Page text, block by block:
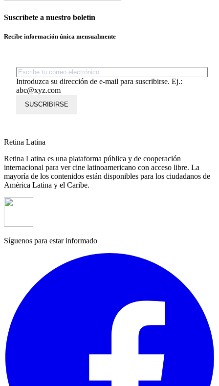
Suscríbete a nuestro boletín
Recibe información única mensualmente
Introduzca su dirección de e-mail para suscribirse. Ej.:
abc@xyz.com
SUSCRIBIRSE
Retina Latina
Retina Latina es una plataforma pública y de cooperación
internacional para ver cine latinoamericano con acceso libre. La
mayoría de los contenidos están disponibles para los ciudadanos de
América Latina y el Caribe.
Síguenos para estar informado